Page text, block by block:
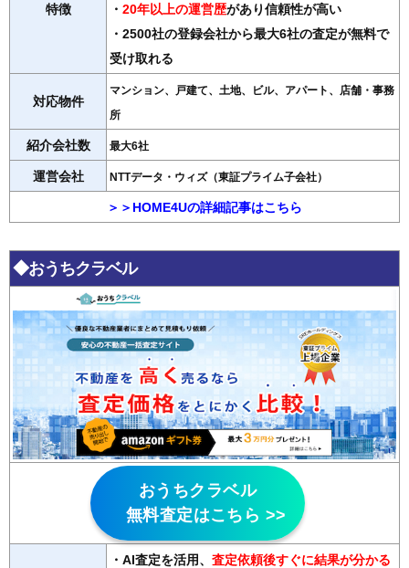
特徴
・ 20年以上の運営歴があり信頼性が高い
・2500社の登録会社から最大6社の査定が無料で
受け取れる
対応物件
マンション、戸建て、土地、ビル、アパート、店舗・事務
所
紹介会社数 最大6社
運営会社 NTTデータ・ウィズ（東証プライム子会社）
＞＞HOME4Uの詳細記事はこちら
◆おうちクラベル
おうちクラベル
無料査定はこちら >>
・AI査定を活用、 査定依頼後すぐに結果が分かる